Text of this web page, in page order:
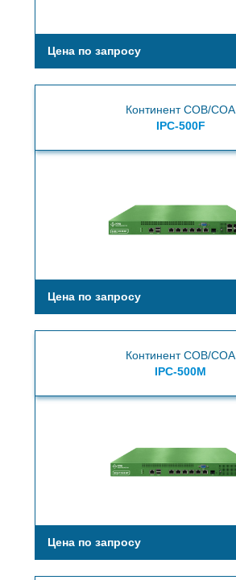
Цена по запросу
Континент СОВ/СОА
IPC-500F
Цена по запросу
Континент СОВ/СОА
IPC-500M
Цена по запросу